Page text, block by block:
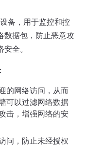
备，用于监控和控
数据包，防止恶意攻
全。
的网络访问，从而
可以过滤网络数据
击，增强网络的安
问，防止未经授权